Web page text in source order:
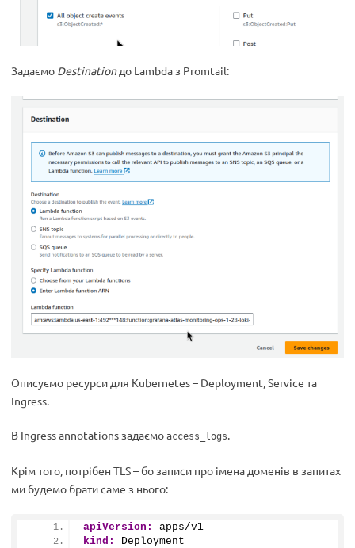
Задаємо Destinationдо Lambda з Promtail:
Описуємо ресурси для Kubernetes – Deployment, Service та
Ingress.
В Ingress annotations задаємо access_logs
Крім того, потрібен TLS – бо записи про імена доменів в запитах
ми будемо брати саме з нього:
apiVersion:
apps/v1
kind:
Deployment